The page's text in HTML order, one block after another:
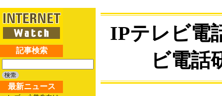
記事検索
最新ニュース
IPテレビ電
ビ電話